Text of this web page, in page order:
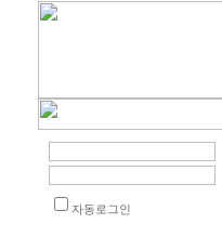
자동로그인